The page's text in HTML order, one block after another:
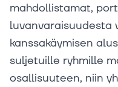
mahdollistamat,
luvanvaraisuudesta
kanssakäymisen
suljetuille ryhmille
osallisuuteen, niin